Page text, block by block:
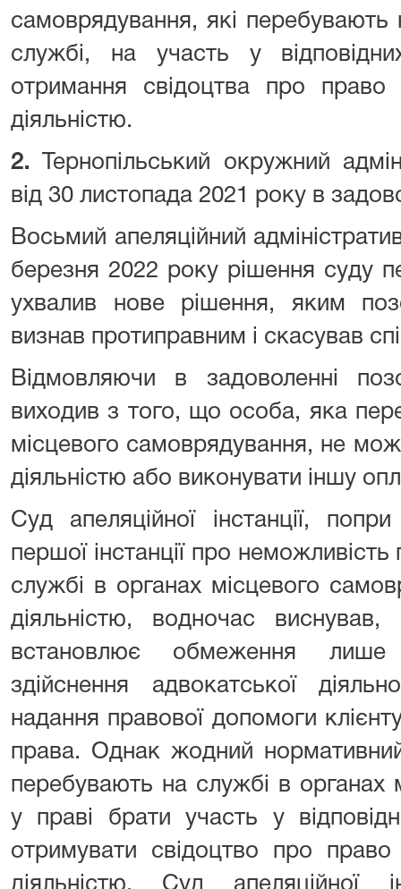
самоврядування, які перебувають
службі, на участь у
отримання свідоцтва про право
діяльністю.
2. Тернопільський окружний
від 30 листопада 2021 року в
Восьмий апеляційний
березня 2022 року рішення суду
ухвалив нове рішення, яким
визнав протиправним і скасував
Відмовляючи в задоволенні
виходив з того, що особа, яка
місцевого самоврядування, не
діяльністю або виконувати іншу
Суд апеляційної інстанції,
першої інстанції про
службі в органах місцевого
діяльністю, водночас
встановлює обмеження лише
здійснення адвокатської
надання правової допомоги
права. Однак жодний
перебувають на службі в органах
у праві брати участь у
отримувати свідоцтво про
діяльністю. Суд апеляційної